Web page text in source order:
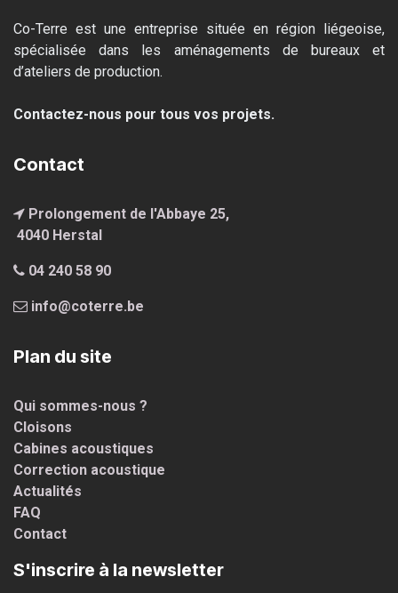
Co-Terre est une entreprise située en région liégeoise,
spécialisée dans les aménagements de bureaux et
d’ateliers de production.
Contactez-nous pour tous vos projets.
Contact
Prolongement de l'Abbaye 25,
4040 Herstal
04 240 58 90
info@coterre.be
Plan du site
Qui sommes-nous ?
Cloisons
Cabines acoustiques
Correction acoustique
Actualités
FAQ
Contact
S'inscrire à la newsletter